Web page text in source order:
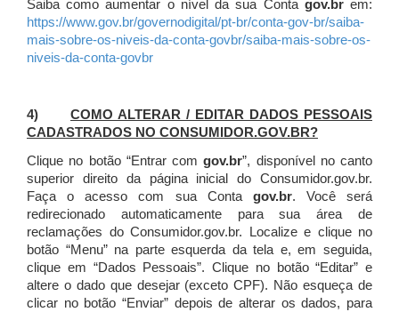
Saiba como aumentar o nível da sua Conta gov.brem:
https://www.gov.br/governodigital/pt-br/conta-gov-br/saiba-
mais-sobre-os-niveis-da-conta-govbr/saiba-mais-sobre-os-
niveis-da-conta-govbr
4) COMO ALTERAR / EDITAR DADOS PESSOAIS
CADASTRADOS NO CONSUMIDOR.GOV.BR?
Clique no botão “Entrar comgov.br”, disponível no canto
superior direito da página inicial do Consumidor.gov.br.
Faça o acesso com sua Conta gov.br. Você será
redirecionado automaticamente para sua área de
reclamações do Consumidor.gov.br.
Localize e clique no
botão “Menu” na parte esquerda da tela e, em seguida,
clique em “Dados Pessoais”. Clique no botão “Editar” e
altere o dado que desejar (exceto CPF). Não esqueça de
clicar no botão “Enviar” depois de alterar os dados, para